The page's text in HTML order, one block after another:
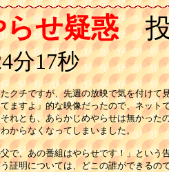
せ疑惑投
分17秒
クチですが、先週の放映で気を付けて
ますよ」的な映像だったので、ネット
れとも、あらかじめやらせは無かった
からなくなってしまいました。
で、あの番組はやらせです！」という
証明については、どこの誰ができるの